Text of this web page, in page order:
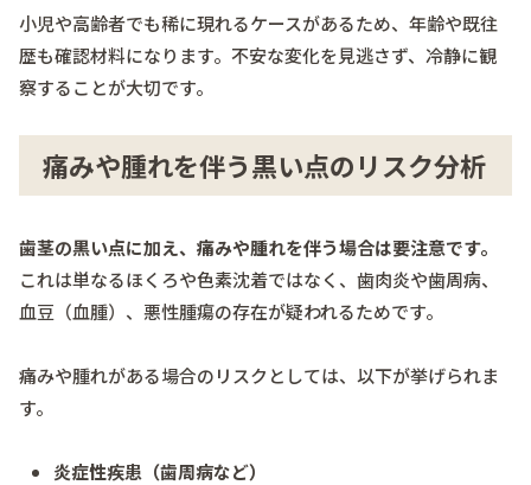
小児や高齢者でも稀に現れるケースがあるため、年齢や既往
歴も確認材料になります。不安な変化を見逃さず、冷静に観
察することが大切です。
痛みや腫れを伴う黒い点のリスク分析
歯茎の黒い点に加え、痛みや腫れを伴う場合は要注意です。
これは単なるほくろや色素沈着ではなく、歯肉炎や歯周病、
血豆（血腫）、悪性腫瘍の存在が疑われるためです。
痛みや腫れがある場合のリスクとしては、以下が挙げられま
す。
炎症性疾患（歯周病など）